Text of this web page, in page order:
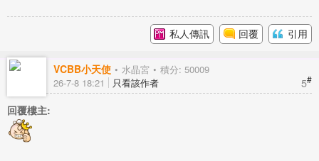
私人傳訊 回覆 引用
VCBB小天使 水晶宮 積分: 50009
5#
26-7-8 18:21 只看該作者
回覆樓主: